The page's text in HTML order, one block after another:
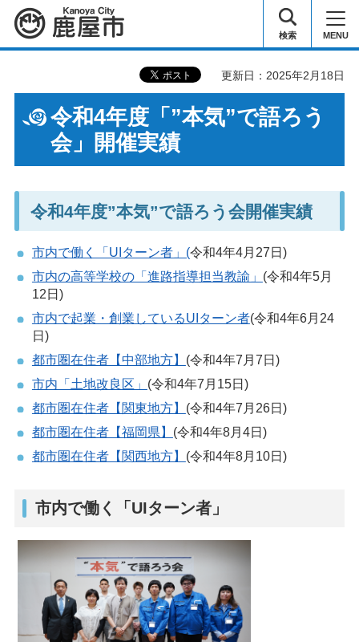
鹿屋市 検索 MENU
更新日：2025年2月18日
令和4年度「”本気”で語ろう
会」開催実績
令和4年度”本気”で語ろう会開催実績
市内で働く「UIターン者」(令和4年4月27日)
市内の高等学校の「進路指導担当教諭」 (令和4年5月
12日)
市内で起業・創業しているUIターン者(令和4年6月24
日)
都市圏在住者【中部地方】 (令和4年7月7日)
市内「土地改良区」 (令和4年7月15日)
都市圏在住者【関東地方】 (令和4年7月26日)
都市圏在住者【福岡県】 (令和4年8月4日)
都市圏在住者【関西地方】 (令和4年8月10日)
市内で働く「UIターン者」